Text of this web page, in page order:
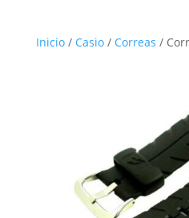
Inicio/ Casio/ Correas /